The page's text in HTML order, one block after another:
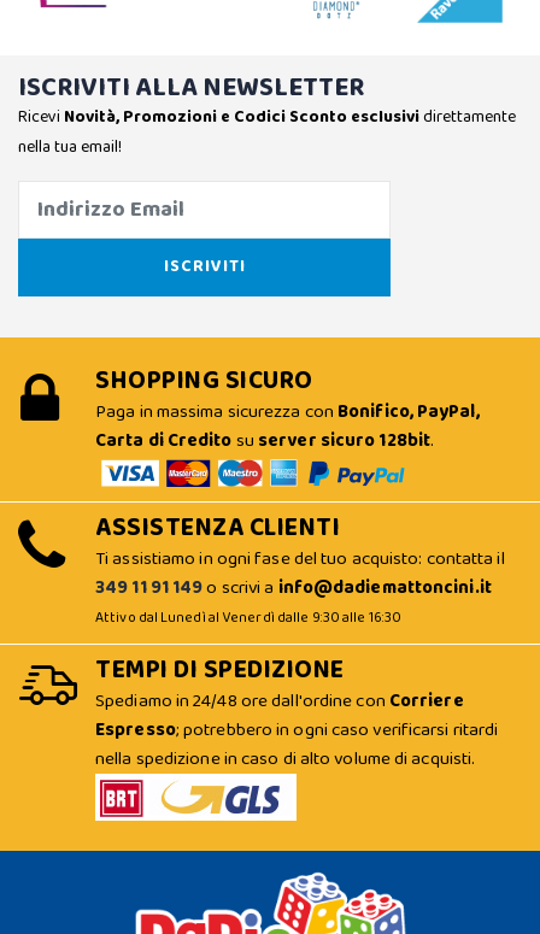
ISCRIVITI ALLA NEWSLETTER
Ricevi Novità, Promozioni e Codici Sconto esclusividirettamente
nella tua email!
SHOPPING SICURO
Paga in massima sicurezza con Bonifico, PayPal,
Carta di Creditosu server sicuro 128bit.
ASSISTENZA CLIENTI
Ti assistiamo in ogni fase del tuo acquisto: contatta il
349 11 91 149o scrivi a info@dadiemattoncini.it
Attivo dal Lunedì al Venerdì dalle 9:30 alle 16:30
TEMPI DI SPEDIZIONE
Spediamo in 24/48 ore dall'ordine con Corriere
Espresso; potrebbero in ogni caso verificarsi ritardi
nella spedizione in caso di alto volume di acquisti.